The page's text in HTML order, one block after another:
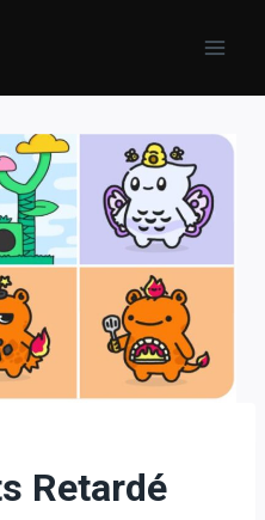
Retardé